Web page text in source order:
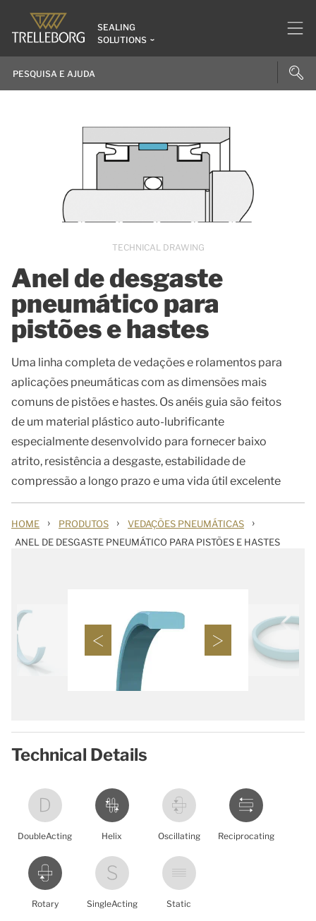
SEALING
SOLUTIONS
Anel de desgaste
pneumático para
pistões e hastes
Uma linha completa de vedações e rolamentos para
aplicações pneumáticas com as dimensões mais
comuns de pistões e hastes. Os anéis guia são feitos
de um material plástico auto-lubrificante
especialmente desenvolvido para fornecer baixo
atrito, resistência a desgaste, estabilidade de
compressão a longo prazo e uma vida útil excelente
TECHNICAL DRAWING
HOME › PRODUTOS › VEDAÇÕES PNEUMÁTICAS ›
ANEL DE DESGASTE PNEUMÁTICO PARA PISTÕES E HASTES
Technical Details
DoubleActing Helix Oscillating Reciprocating
Rotary SingleActing Static